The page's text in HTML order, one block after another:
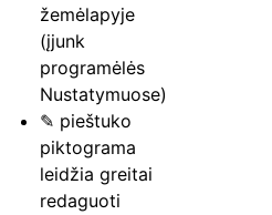
žemėlapyje
(įjunk
programėlės
Nustatymuose)
✎ pieštuko
piktograma
leidžia greitai
redaguoti